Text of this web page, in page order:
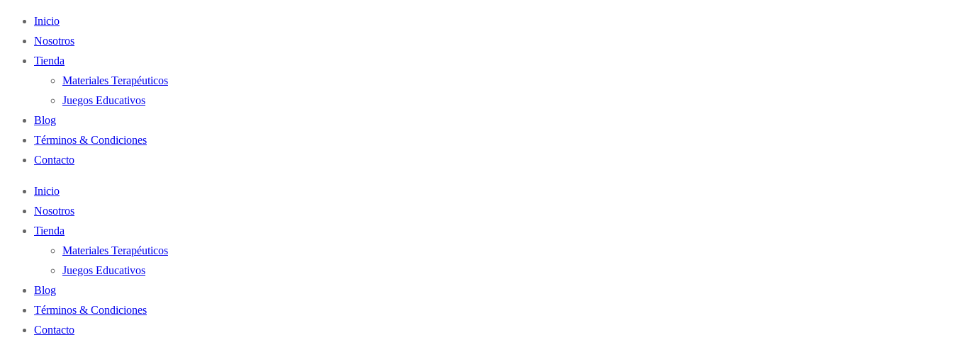
Inicio
Nosotros
Tienda
Materiales Terapéuticos
Juegos Educativos
Blog
Términos & Condiciones
Contacto
Inicio
Nosotros
Tienda
Materiales Terapéuticos
Juegos Educativos
Blog
Términos & Condiciones
Contacto